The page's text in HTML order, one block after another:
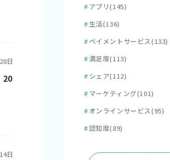
日
20
日
# アプリ(145)
# 生活(136)
#ペイメントサービス(133)
#満足度(113)
# シェア(112)
# マーケティング(101)
# オンラインサービス(95)
#認知度(89)